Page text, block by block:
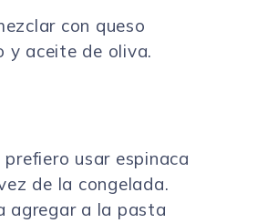
con queso
y aceite de oliva.
prefiero usar espinaca
de la congelada.
agregar a la pasta